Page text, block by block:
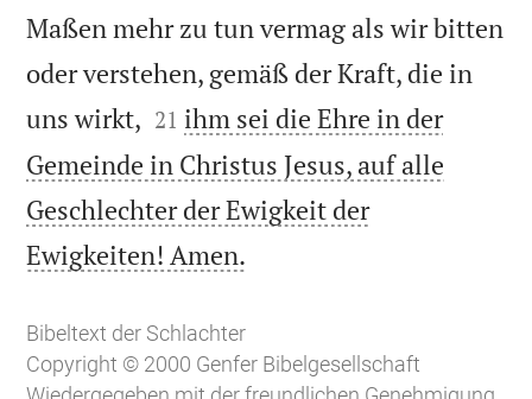
Maßen mehr zu tun vermag als wir bitten
oder verstehen, gemäß der Kraft, die in
uns wirkt, 

21 ihm sei die Ehre in der
Gemeinde in Christus Jesus, auf alle
Geschlechter der Ewigkeit der
Ewigkeiten! Amen.
Bibeltext der Schlachter
Copyright © 2000 Genfer Bibelgesellschaft